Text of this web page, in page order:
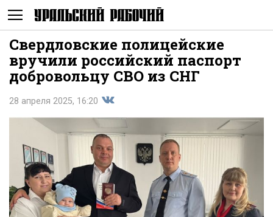
Не
Свердловские полицейские
вручили российский паспорт
добровольцу СВО из СНГ
28 апреля 2025, 16:20
Поделиться